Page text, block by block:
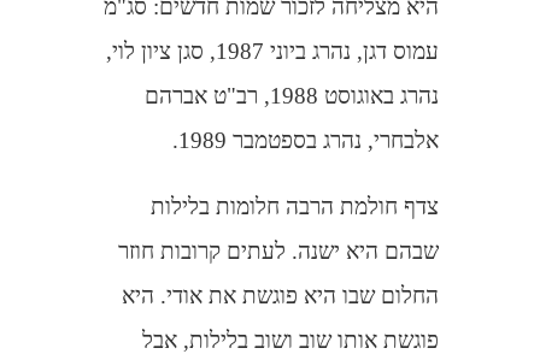
היא מצליחה לזכור שמות חדשים: סג"מ
עמוס דגן, נהרג ביוני 1987, סגן ציון לוי,
נהרג באוגוסט 1988, רב"ט אברהם
אלבחרי, נהרג בספטמבר 1989.
צדף חולמת הרבה חלומות בלילות
שבהם היא ישנה. לעתים קרובות חוזר
החלום שבו היא פוגשת את אודי. היא
פוגשת אותו שוב ושוב בלילות, אבל